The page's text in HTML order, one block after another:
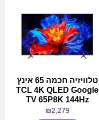
טלוויזיה חכמה 65 אינץ
TCL 4K QLED Google
TV 65P8K 144Hz
₪2,279